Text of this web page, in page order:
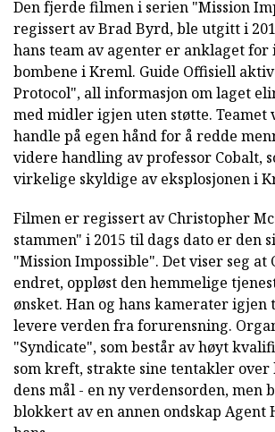
Den fjerde filmen i serien "Mission
regissert av Brad Byrd, ble utgitt i
hans team av agenter er anklaget
bombene i Kreml. Guide Offisiell
Protocol", all informasjon om laget
med midler igjen uten støtte. Teamet
handle på egen hånd for å redde
videre handling av professor Cobalt,
virkelige skyldige av eksplosjonen i
Filmen er regissert av Christopher
stammen" i 2015 til dags dato er den
"Mission Impossible". Det viser seg
endret, oppløst den hemmelige
ønsket. Han og hans kamerater igjen
levere verden fra forurensning.
"Syndicate", som består av høyt
som kreft, strakte sine tentakler over
dens mål - en ny verdensorden, men
blokkert av en annen ondskap Agent